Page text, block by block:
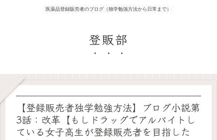
医薬品登録販売者のブログ（独学勉強方法から日常まで）
登販部
【登録販売者独学勉強方法】ブログ小説第
3話：改革【もしドラッグでアルバイトし
ている女子高生が登録販売者を目指した